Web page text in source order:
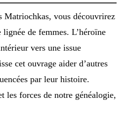
Matriochkas, vous découvrirez
de femmes. L’héroïne
vers une issue
cet ouvrage aider d’autres
par leur histoire.
les forces de notre généalogie,